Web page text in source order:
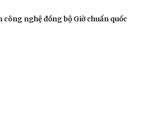
nghệ đồng bộ Giờ chuẩn quốc